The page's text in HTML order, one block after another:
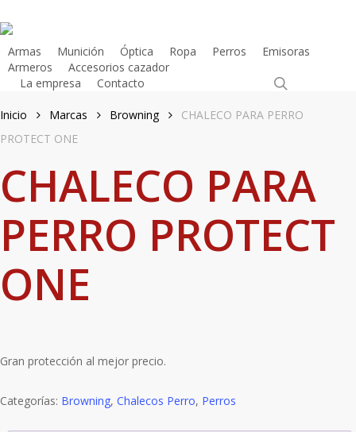
to
main
content
Armas Munición Óptica Ropa Perros
Emisoras
Armeros
Accesorios cazador
La empresa
Contacto
Inicio Marcas Browning
CHALECO PARA PERRO
PROTECT ONE
CHALECO PARA
PERRO PROTECT
ONE
Gran protección al mejor precio.
Categorías: Browning, Chalecos Perro, Perros